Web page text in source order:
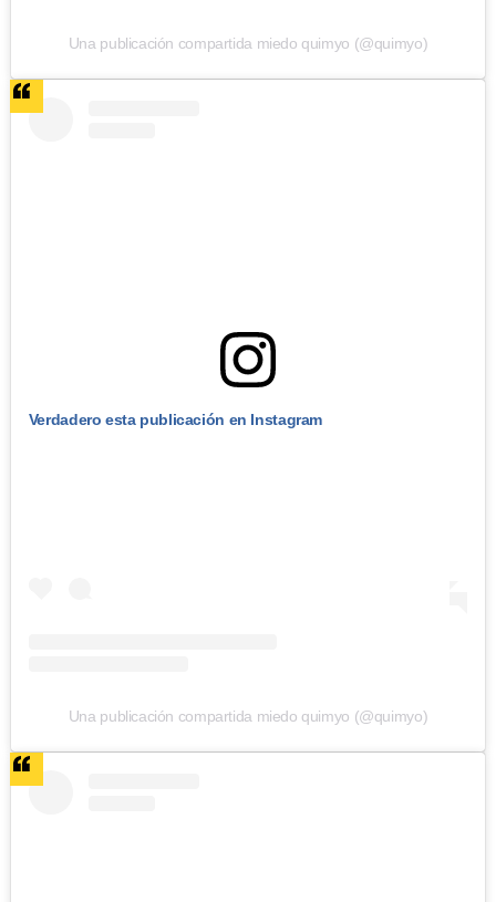
Una publicación compartida miedo quimyo (@quimyo)
Verdadero esta publicación en Instagram
Una publicación compartida miedo quimyo (@quimyo)